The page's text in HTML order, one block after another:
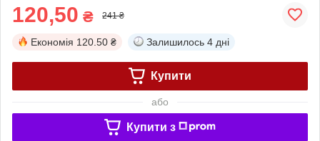
120,50 ₴ 241 ₴
Економія 120.50 ₴ Залишилось 4 дні
Купити
або
Купити з